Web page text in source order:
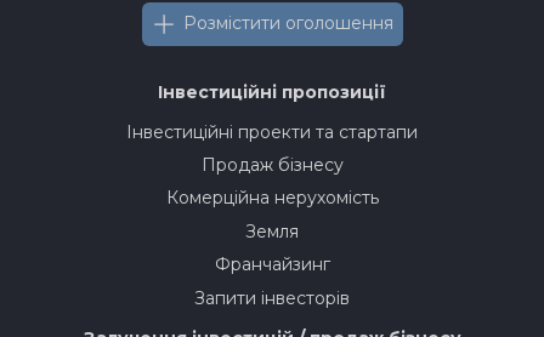
Розмістити оголошення
Інвестиційні пропозиції
Інвестиційні проекти та стартапи
Продаж бізнесу
Комерційна нерухомість
Земля
Франчайзинг
Запити інвесторів